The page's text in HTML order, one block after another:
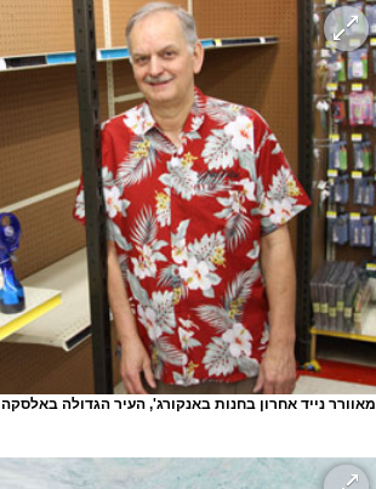
מאוורר נייד אחרון בחנות באנקורג', העיר הגדולה באלסקה